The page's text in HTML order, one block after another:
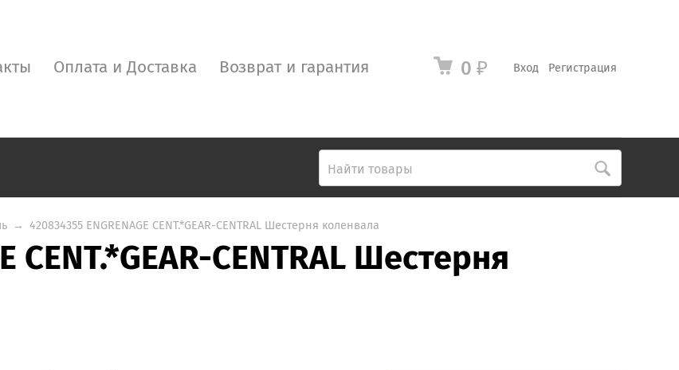
Вход Регистрация
0 ₽
Оплата и Доставка Возврат и гарантия
→ 420834355 ENGRENAGE CENT.*GEAR-CENTRAL Шестерня коленвала
CENT.*GEAR-CENTRAL Шестерня